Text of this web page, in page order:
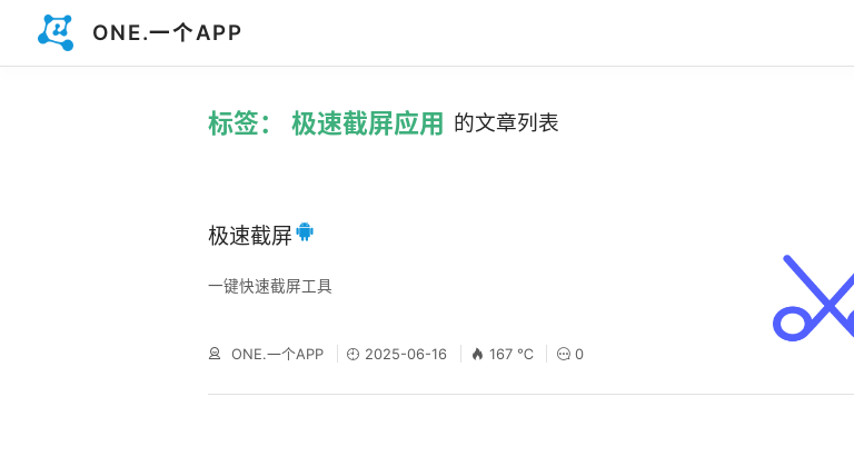
ONE.一个APP
标签： 极速截屏应用 的文章列表
极速截屏
一键快速截屏工具
ONE.一个APP 2025-06-16 167 ℃ 0